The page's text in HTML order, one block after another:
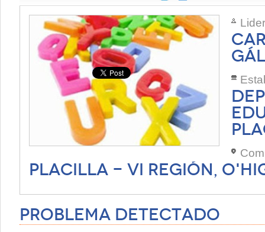
PLACILLA - VI REGIÓN,
Problema Detectado